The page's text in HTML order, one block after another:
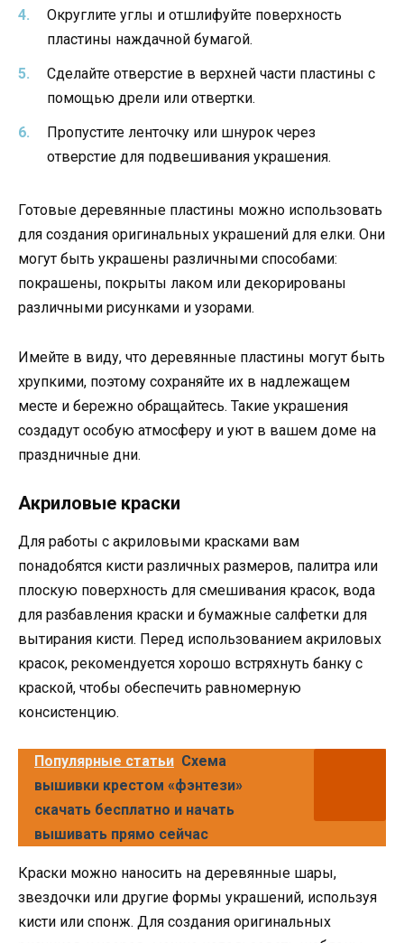
Округлите углы и отшлифуйте поверхность
пластины наждачной бумагой.
Сделайте отверстие в верхней части пластины с
помощью дрели или отвертки.
Пропустите ленточку или шнурок через
отверстие для подвешивания украшения.
Готовые деревянные пластины можно использовать
для создания оригинальных украшений для елки. Они
могут быть украшены различными способами:
покрашены, покрыты лаком или декорированы
различными рисунками и узорами.
Имейте в виду, что деревянные пластины могут быть
хрупкими, поэтому сохраняйте их в надлежащем
месте и бережно обращайтесь. Такие украшения
создадут особую атмосферу и уют в вашем доме на
праздничные дни.
Акриловые краски
Для работы с акриловыми красками вам
понадобятся кисти различных размеров, палитра или
плоскую поверхность для смешивания красок, вода
для разбавления краски и бумажные салфетки для
вытирания кисти. Перед использованием акриловых
красок, рекомендуется хорошо встряхнуть банку с
краской, чтобы обеспечить равномерную
консистенцию.
Популярные статьи Схема
вышивки крестом «фэнтези»
скачать бесплатно и начать
вышивать прямо сейчас
Краски можно наносить на деревянные шары,
звездочки или другие формы украшений, используя
кисти или спонж. Для создания оригинальных